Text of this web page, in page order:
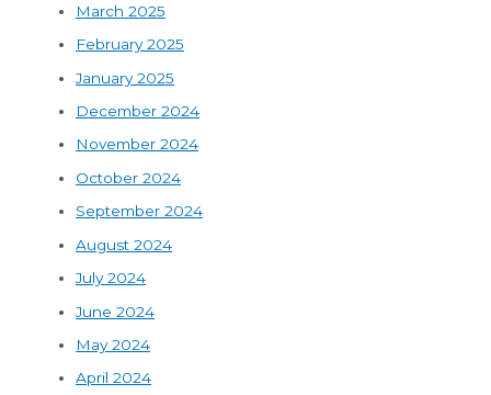
March 2025
February 2025
January 2025
December 2024
November 2024
October 2024
September 2024
August 2024
July 2024
June 2024
May 2024
April 2024